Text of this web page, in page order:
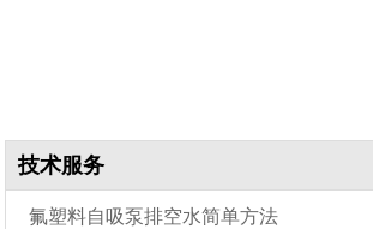
技术服务
氟塑料自吸泵排空水简单方法